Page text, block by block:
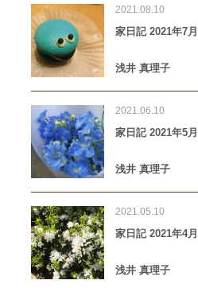
2021.08.10
家日記 2021年7月
浅井 真理子
2021.06.10
家日記 2021年5月
浅井 真理子
2021.05.10
家日記 2021年4月
浅井 真理子